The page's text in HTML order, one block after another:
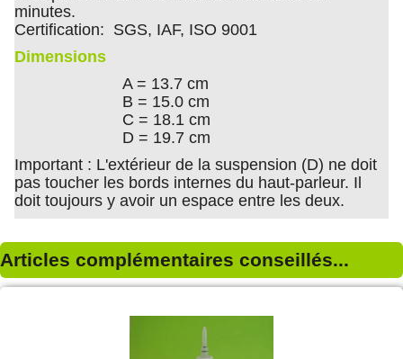
minutes.
Certification: SGS, IAF, ISO 9001
Dimensions
A = 13.7 cm
B = 15.0 cm
C = 18.1 cm
D = 19.7 cm
Important : L'extérieur de la suspension (D) ne doit
pas toucher les bords internes du haut-parleur. Il
doit toujours y avoir un espace entre les deux.
Articles complémentaires conseillés...